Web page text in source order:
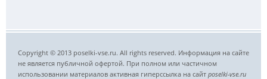
Copyright © 2013 poselki-vse.ru. All rights reserved. Информация на сайте
не является публичной офертой. При полном или частичном
использовании материалов активная гиперссылка на сайт poselki-vse.ru​